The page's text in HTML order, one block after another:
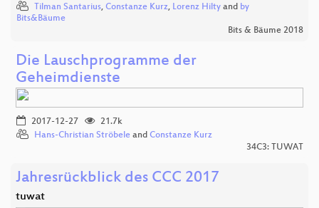
Tilman Santarius, Constanze Kurz, Lorenz Hilty and by
Bits&Bäume
Bits & Bäume 2018
Die Lauschprogramme der
Geheimdienste
2017-12-27
21.7k
Hans-Christian Ströbele and Constanze Kurz
34C3: TUWAT
Jahresrückblick des CCC 2017
tuwat